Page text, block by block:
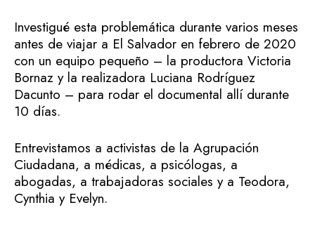
Investigué esta problemática durante varios meses
antes de viajar a El Salvador en febrero de 2020
con un equipo pequeño – la productora Victoria
Bornaz y la realizadora Luciana Rodríguez
Dacunto – para rodar el documental allí durante
10 días.
Entrevistamos a activistas de la Agrupación
Ciudadana, a médicas, a psicólogas, a
abogadas, a trabajadoras sociales y a Teodora,
Cynthia y Evelyn.